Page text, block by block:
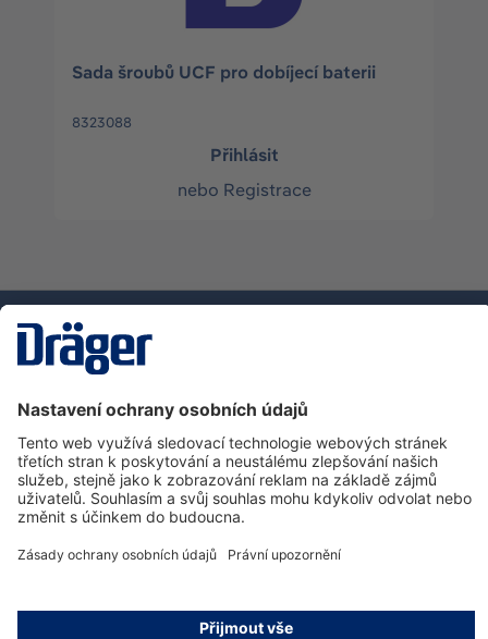
Sada šroubů UCF pro dobíjecí baterii
8323088
Přihlásit
nebo Registrace
Zákaznická infolinka
O společnosti Dräger
Informace